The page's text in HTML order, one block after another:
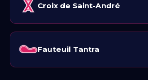
unetable de massage
offrant la possibilité de pratiques
plus intenses.
Croix de Saint-André
Fauteuil Tantra